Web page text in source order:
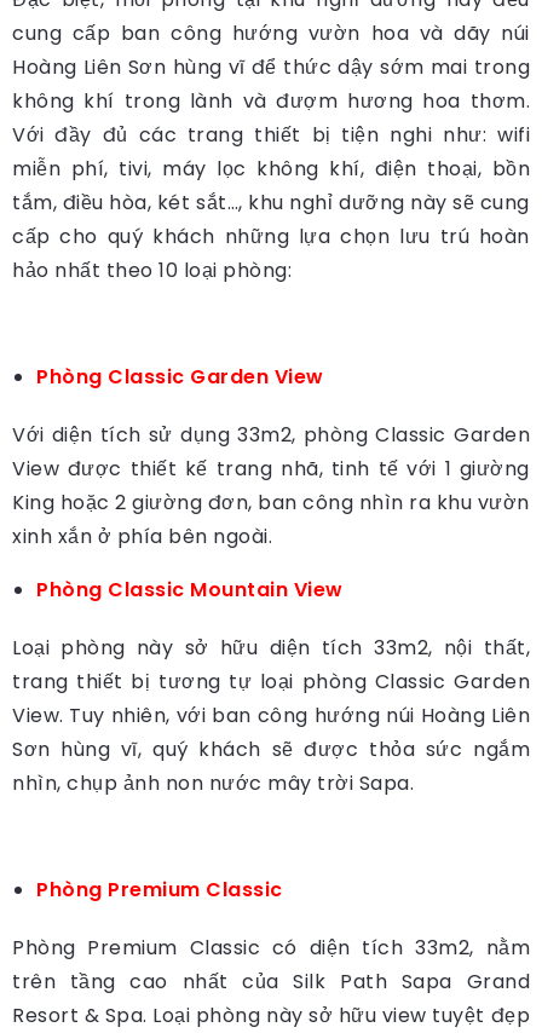
cung cấp ban công hướng vườn hoa và dãy núi
Hoàng Liên Sơn hùng vĩ để thức dậy sớm mai trong
không khí trong lành và đượm hương hoa thơm.
Với đầy đủ các trang thiết bị tiện nghi như: wifi
miễn phí, tivi, máy lọc không khí, điện thoại, bồn
tắm, điều hòa, két sắt…, khu nghỉ dưỡng này sẽ cung
cấp cho quý khách những lựa chọn lưu trú hoàn
hảo nhất theo 10 loại phòng:
Phòng Classic Garden View
Với diện tích sử dụng 33m2, phòng Classic Garden
View được thiết kế trang nhã, tinh tế với 1 giường
King hoặc 2 giường đơn, ban công nhìn ra khu vườn
xinh xắn ở phía bên ngoài.
Phòng Classic Mountain View
Loại phòng này sở hữu diện tích 33m2, nội thất,
trang thiết bị tương tự loại phòng Classic Garden
View. Tuy nhiên, với ban công hướng núi Hoàng Liên
Sơn hùng vĩ, quý khách sẽ được thỏa sức ngắm
nhìn, chụp ảnh non nước mây trời Sapa.
Phòng Premium Classic
Phòng Premium Classic có diện tích 33m2, nằm
trên tầng cao nhất của Silk Path Sapa Grand
Resort & Spa. Loại phòng này sở hữu view tuyệt đẹp